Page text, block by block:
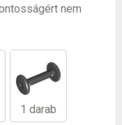
nem
1 darab